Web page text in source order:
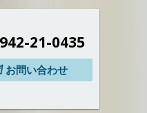
21-0435
お問い合わせ